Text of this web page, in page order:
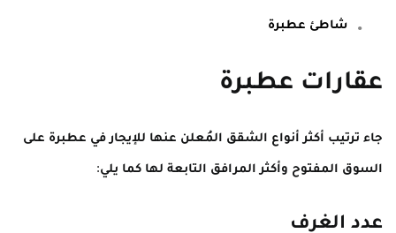
شاطئ عطبرة
عقارات عطبرة
جاء ترتيب أكثر أنواع الشقق المُعلن عنها للإيجار في عطبرة على
السوق المفتوح وأكثر المرافق التابعة لها كما يلي:
عدد الغرف